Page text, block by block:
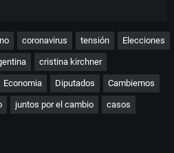
coronavirus tensión Elecciones
cristina kirchner
Economia Diputados Cambiemos
juntos por el cambio casos